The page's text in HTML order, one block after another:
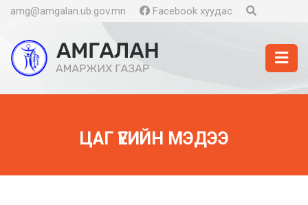
amg@amgalan.ub.gov.mn Facebook хуудас
ЦАГ ҮЕИЙН МЭДЭЭ